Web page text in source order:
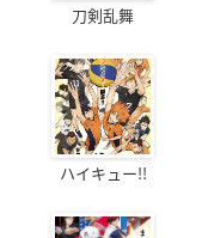
刀剣乱舞
ハイキュー!!